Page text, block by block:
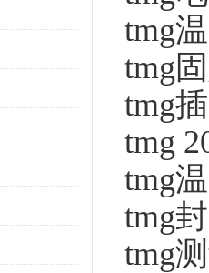
tmg
tmg
tmg
tmg
tmg
tmg
tmg